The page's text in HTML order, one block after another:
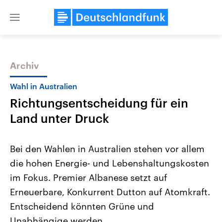
Close
Themen
Landtagswahl Sachsen-Anhalt
2026
Alle Informationen
Sachsen-Anhalt wählt am 6.
September 2026 einen neuen
Landtag. Seit 2021 wird das
Bundesland von einer Koalition aus
Aktuelle Beiträge,
Hintergründe
Wirtschaftlich und
gehören die Vereinigten
den mächtigsten Ländern
Archiv
Wahl in Australien
Richtungsentscheidung für ein
Land unter Druck
Bei den Wahlen in Australien stehen vor allem
die hohen Energie- und Lebenshaltungskosten
im Fokus. Premier Albanese setzt auf
Erneuerbare, Konkurrent Dutton auf Atomkraft.
Entscheidend könnten Grüne und